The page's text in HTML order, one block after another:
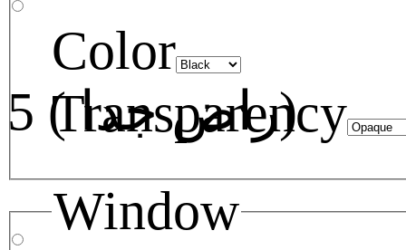
Color
Transparency
Window
5 ( راض جدا)